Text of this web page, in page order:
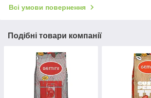
Всі умови повернення
Подібні товари компанії